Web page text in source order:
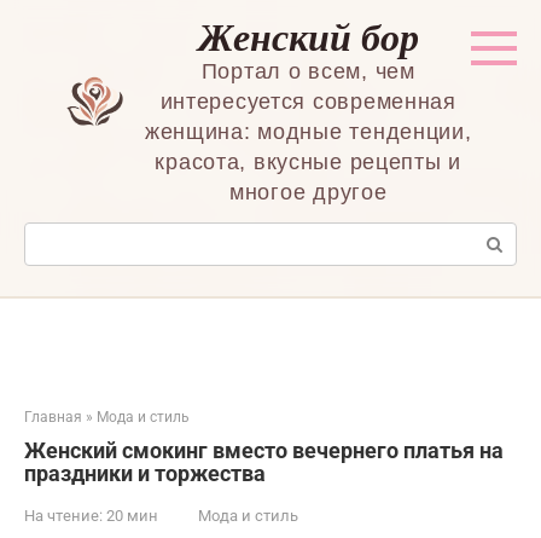
Женский бор
Портал о всем, чем
интересуется современная
женщина: модные тенденции,
красота, вкусные рецепты и
многое другое
Поиск:
Главная » Мода и стиль
Женский смокинг вместо вечернего платья на
праздники и торжества
На чтение: 20 мин Мода и стиль